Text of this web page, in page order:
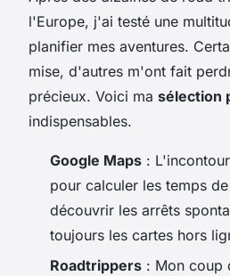
l'Europe, j'ai testé une
planifier mes aventures.
mise, d'autres m'ont fait
précieux. Voici ma sélection
indispensables.
Google Maps :
pour calculer les temps
découvrir les arrêts
toujours les cartes hors
Roadtrippers : Mon coup